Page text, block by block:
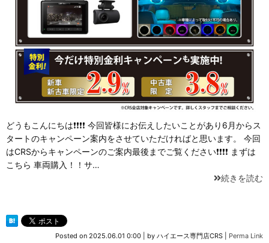
どうもこんにちは❗❗❗❗ 今回皆様にお伝えしたいことがあり6月からス
タートのキャンペーン案内をさせていただければと思います。 今回
はCRSからキャンペーンのご案内最後までご覧ください❗❗❗❗ まずは
こちら 車両購入！！サ…
続きを読む
Posted on 2025.06.01 0:00 by ハイエース専門店CRS Perma Link